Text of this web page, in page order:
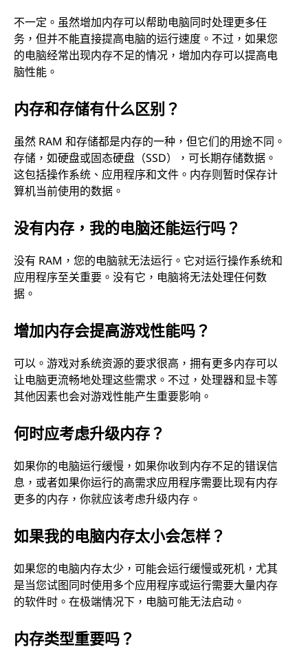
不一定。虽然增加内存可以帮助电脑同时处理更多任
务，但并不能直接提高电脑的运行速度。不过，如果您
的电脑经常出现内存不足的情况，增加内存可以提高电
脑性能。
内存和存储有什么区别？
虽然 RAM 和存储都是内存的一种，但它们的用途不同。
存储，如硬盘或固态硬盘（SSD），可长期存储数据。
这包括操作系统、应用程序和文件。内存则暂时保存计
算机当前使用的数据。
没有内存，我的电脑还能运行吗？
没有 RAM，您的电脑就无法运行。它对运行操作系统和
应用程序至关重要。没有它，电脑将无法处理任何数
据。
增加内存会提高游戏性能吗？
可以。游戏对系统资源的要求很高，拥有更多内存可以
让电脑更流畅地处理这些需求。不过，处理器和显卡等
其他因素也会对游戏性能产生重要影响。
何时应考虑升级内存？
如果你的电脑运行缓慢，如果你收到内存不足的错误信
息，或者如果你运行的高需求应用程序需要比现有内存
更多的内存，你就应该考虑升级内存。
如果我的电脑内存太小会怎样？
如果您的电脑内存太少，可能会运行缓慢或死机，尤其
是当您试图同时使用多个应用程序或运行需要大量内存
的软件时。在极端情况下，电脑可能无法启动。
内存类型重要吗？